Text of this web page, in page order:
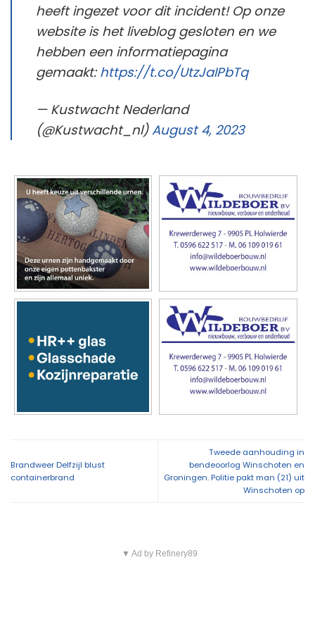
heeft ingezet voor dit incident! Op onze
website is het liveblog gesloten en we
hebben een informatiepagina
gemaakt:https://t.co/UtzJaIPbTq
— Kustwacht Nederland
(@Kustwacht_nl)August 4, 2023
Brandweer Delfzijl blust
containerbrand
Tweede aanhouding in
bendeoorlog Winschoten en
Groningen. Politie pakt man (21) uit
Winschoten op
▼ Ad by Refinery89